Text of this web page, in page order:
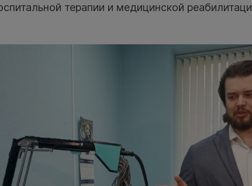
терапии и медицинской